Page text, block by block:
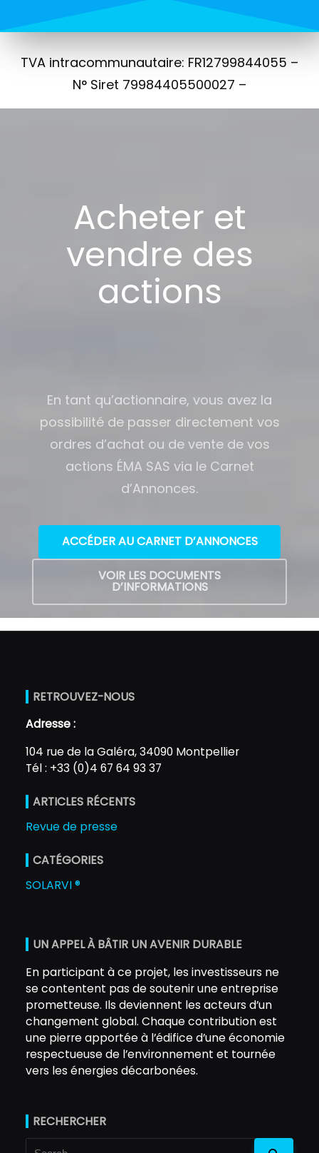
TVA intracommunautaire: FR12799844055 –
N° Siret 79984405500027 –
Acheter et
vendre des
actions
En tant qu’actionnaire, vous avez la
possibilité de passer directement vos
ordres d’achat ou de vente de vos
actions ÉMA SAS via le Carnet
d’Annonces.
ACCÉDER AU CARNET D’ANNONCES
VOIR LES DOCUMENTS
D’INFORMATIONS
RETROUVEZ-NOUS
Adresse :
104 rue de la Galéra, 34090 Montpellier
Tél : +33 (0)4 67 64 93 37
ARTICLES RÉCENTS
Revue de presse
CATÉGORIES
SOLARVI ®
UN APPEL À BÂTIR UN AVENIR DURABLE
En participant à ce projet, les investisseurs ne
se contentent pas de soutenir une entreprise
prometteuse. Ils deviennent les acteurs d’un
changement global. Chaque contribution est
une pierre apportée à l’édifice d’une économie
respectueuse de l’environnement et tournée
vers les énergies décarbonées.
RECHERCHER
Search